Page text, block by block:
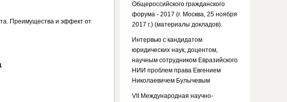
Преимущества и эффект от
Общероссийского гражданского
форума - 2017 (г. Москва, 25 ноября
2017 г.) (материалы докладов).
Интервью с кандидатом
юридических наук, доцентом,
научным сотрудником Евразийского
НИИ проблем права Евгением
Николаевичем Булычевым
VII Международная научно-